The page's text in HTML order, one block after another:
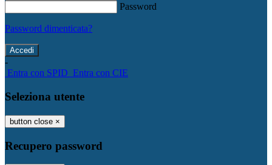
Password
Password dimenticata?
-
Entra con SPID Entra con CIE
Seleziona utente
button close ×
Recupero password